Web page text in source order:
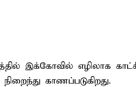
இக்கோவில் எழிலாக
காணப்படுகிறது.